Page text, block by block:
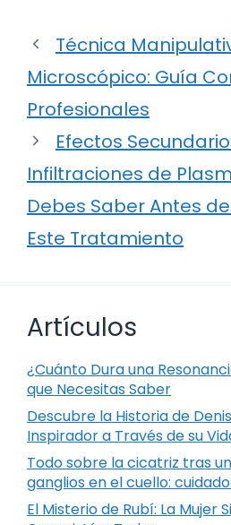
Técnica
Microscópico: Guía
Profesionales
Efectos
Infiltraciones de
Debes Saber Antes
Este Tratamiento
Artículos
¿Cuánto Dura una
que Necesitas Saber
Descubre la Historia de
Inspirador a Través de su
Todo sobre la cicatriz tras
ganglios en el cuello:
El Misterio de Rubí: La Mujer